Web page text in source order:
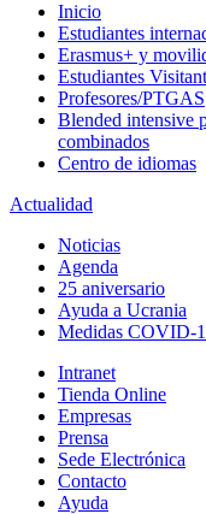
Inicio
Estudiantes
Erasmus+ y
Estudiantes
Profesores/PTGAS
Blended intensive
combinados
Centro de idiomas
Actualidad
Noticias
Agenda
25 aniversario
Ayuda a Ucrania
Medidas COVID-
Intranet
Tienda Online
Empresas
Prensa
Sede Electrónica
Contacto
Ayuda